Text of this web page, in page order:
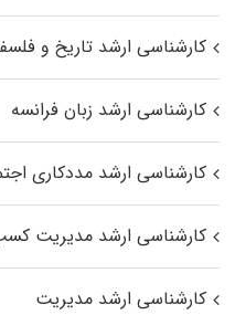
کارشناسی ارشد تاریخ و
کارشناسی ارشد زبان فرانسه
کارشناسی ارشد مددکاری
کارشناسی ارشد مدیریت
کارشناسی ارشد مدیریت